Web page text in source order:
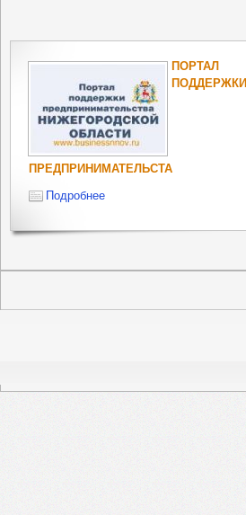
ПОРТАЛ
ПОДДЕРЖКИ
ПРЕДПРИНИМАТЕЛЬСТА
Подробнее